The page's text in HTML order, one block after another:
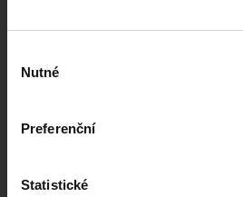
souhlasu
Nutné
Preferenční
Statistické